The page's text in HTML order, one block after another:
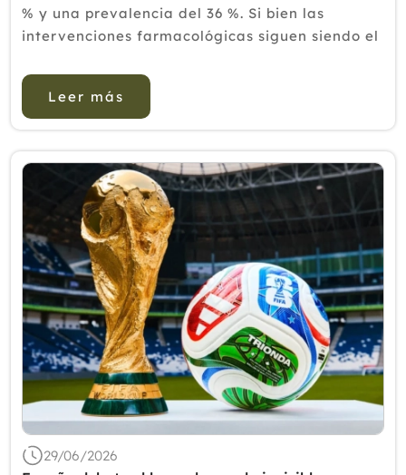
% y una prevalencia del 36 %. Si bien las
intervenciones farmacológicas siguen siendo el
exploró el uso de la acupr...
Leer más
29/06/2026